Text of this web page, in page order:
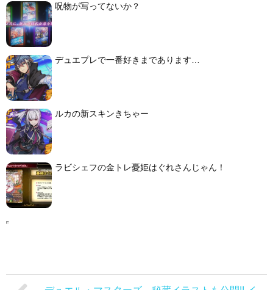
呪物が写ってないか？
デュエプレで一番好きまであります…
ルカの新スキンきちゃー
ラビシェフの金トレ憂姫はぐれさんじゃん！